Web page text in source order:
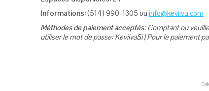
Informations:(514) 990-1305 ou info@keviiva.com
Méthodes de paiement acceptés:Comptant ou
utiliser le mot de passe: KeviivaSi | Pour le paiement